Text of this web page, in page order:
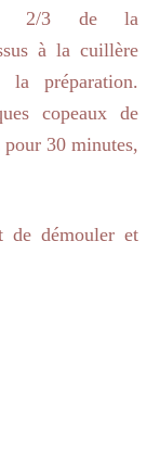
2/3 de la
à la cuillère
préparation.
copeaux de
30 minutes,
de démouler et